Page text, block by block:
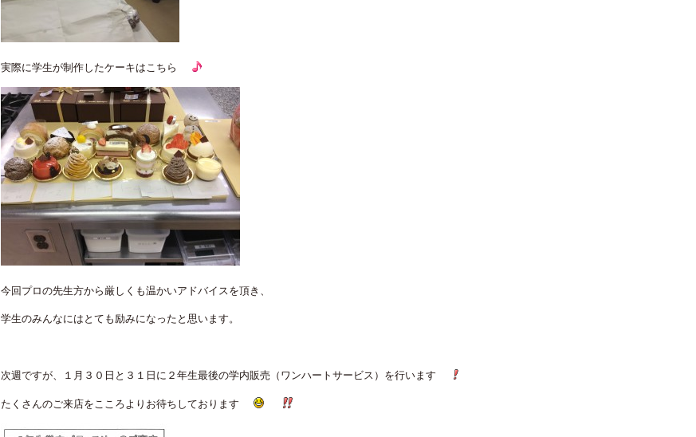
実際に学生が制作したケーキはこちら
今回プロの先生方から厳しくも温かいアドバイスを頂き、
学生のみんなにはとても励みになったと思います。
次週ですが、１月３０日と３１日に２年生最後の学内販売（ワンハートサービス）を行います
たくさんのご来店をこころよりお待ちしております